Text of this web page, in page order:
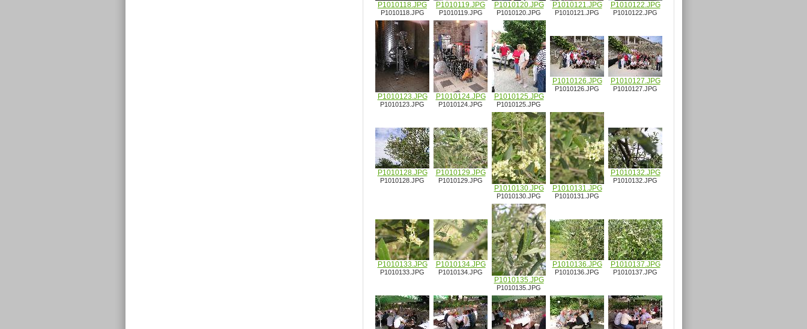
P1010118.JPG
P1010118.JPG
P1010119.JPG
P1010119.JPG
P1010120.JPG
P1010120.JPG
P1010121.JPG
P1010121.JPG
P1010122.JPG
P1010122.JPG
P1010123.JPG
P1010123.JPG
P1010124.JPG
P1010124.JPG
P1010125.JPG
P1010125.JPG
P1010126.JPG
P1010126.JPG
P1010127.JPG
P1010127.JPG
P1010128.JPG
P1010128.JPG
P1010129.JPG
P1010129.JPG
P1010130.JPG
P1010130.JPG
P1010131.JPG
P1010131.JPG
P1010132.JPG
P1010132.JPG
P1010133.JPG
P1010133.JPG
P1010134.JPG
P1010134.JPG
P1010135.JPG
P1010135.JPG
P1010136.JPG
P1010136.JPG
P1010137.JPG
P1010137.JPG